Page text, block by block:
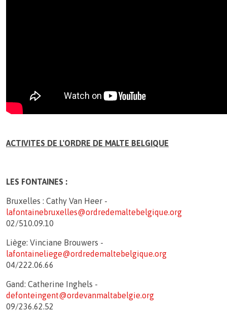
ACTIVITES DE L'ORDRE DE MALTE BELGIQUE
LES FONTAINES :
Bruxelles : Cathy Van Heer -
lafontainebruxelles@ordredemaltebelgique.org
02/510.09.10
Liège: Vinciane Brouwers -
lafontaineliege@ordredemaltebelgique.org
04/222.06.66
Gand: Catherine Inghels -
defonteingent@ordevanmaltabelgie.org
09/236.62.52